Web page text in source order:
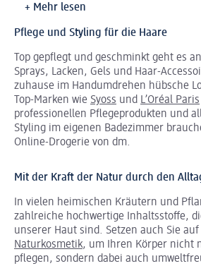
+ Mehr lesen
Pflege und Styling für die Haare
Top gepflegt und geschminkt geht es
Sprays, Lacken, Gels und Haar-
zuhause im Handumdrehen hübsche
Top-Marken wie Syoss und L’Oréal Paris
professionellen Pflegeprodukten und
Styling im eigenen Badezimmer
Online-Drogerie von dm.
Mit der Kraft der Natur durch den
In vielen heimischen Kräutern und
zahlreiche hochwertige Inhaltsstoffe,
unserer Haut sind. Setzen auch Sie auf
Naturkosmetik, um Ihren Körper nicht
pflegen, sondern dabei auch